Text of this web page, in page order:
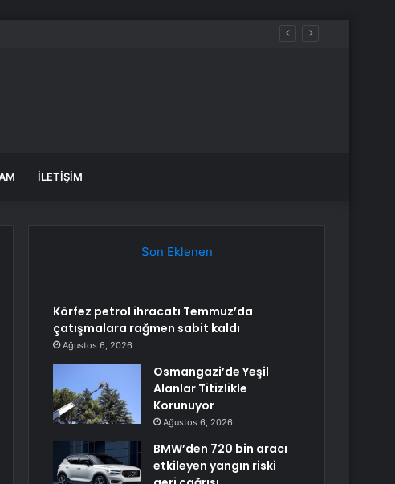
İLETIŞIM
Son Eklenen
Körfez petrol ihracatı Temmuz’da
çatışmalara rağmen sabit kaldı
Ağustos 6, 2026
Osmangazi’de Yeşil
Alanlar Titizlikle
Korunuyor
Ağustos 6, 2026
BMW’den 720 bin aracı
etkileyen yangın riski